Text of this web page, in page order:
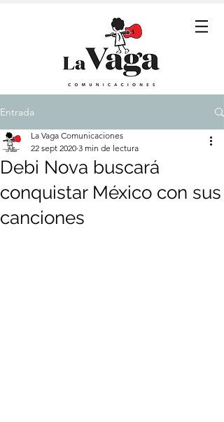
Entrada
Debi Nova buscará
conquistar México con sus
canciones
La Vaga Comunicaciones
22 sept 2020 3 min de lectura